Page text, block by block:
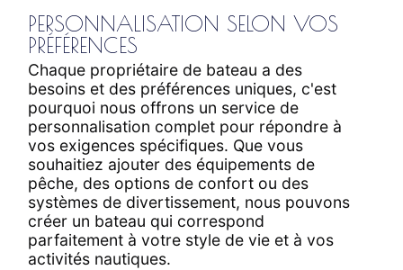
PERSONNALISATION SELON VOS
PRÉFÉRENCES
Chaque propriétaire de bateau a des
besoins et des préférences uniques, c'est
pourquoi nous offrons un service de
personnalisation complet pour répondre à
vos exigences spécifiques. Que vous
souhaitiez ajouter des équipements de
pêche, des options de confort ou des
systèmes de divertissement, nous pouvons
créer un bateau qui correspond
parfaitement à votre style de vie et à vos
activités nautiques.